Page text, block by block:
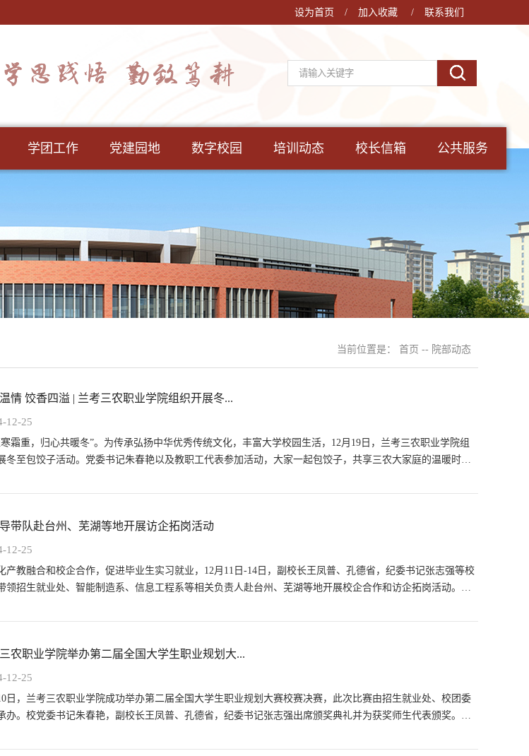
设为首页 / 加入收藏 / 联系我们
学团工作 党建园地 数字校园 培训动态 校长信箱 公共服务
当前位置是： 首页 -- 院部动态
情 饺香四溢 | 兰考三农职业学院组织开展冬...
12-25
霜重，归心共暖冬”。为传承弘扬中华优秀传统文化，丰富大学校园生活，12月19日，兰考三农职业学院组
冬至包饺子活动。党委书记朱春艳以及教职工代表参加活动，大家一起包饺子，共享三农大家庭的温暖时
带队赴台州、芜湖等地开展访企拓岗活动
12-25
产教融合和校企合作，促进毕业生实习就业，12月11日-14日，副校长王凤普、孔德省，纪委书记张志强等校
领招生就业处、智能制造系、信息工程系等相关负责人赴台州、芜湖等地开展校企合作和访企拓岗活动。王
农职业学院举办第二届全国大学生职业规划大...
12-25
日，兰考三农职业学院成功举办第二届全国大学生职业规划大赛校赛决赛，此次比赛由招生就业处、校团委
办。校党委书记朱春艳，副校长王凤普、孔德省，纪委书记张志强出席颁奖典礼并为获奖师生代表颁奖。大